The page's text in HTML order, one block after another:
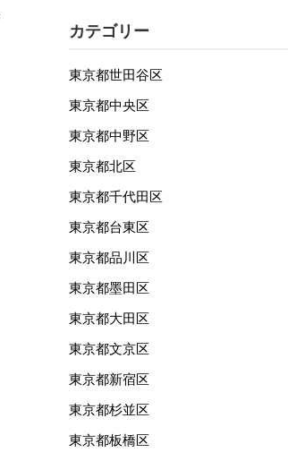
カテゴリー
東京都世田谷区
東京都中央区
東京都中野区
東京都北区
東京都千代田区
東京都台東区
東京都品川区
東京都墨田区
東京都大田区
東京都文京区
東京都新宿区
東京都杉並区
東京都板橋区